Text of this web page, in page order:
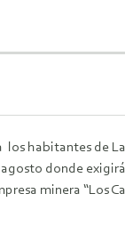
habitantes de La
donde
minera “Los